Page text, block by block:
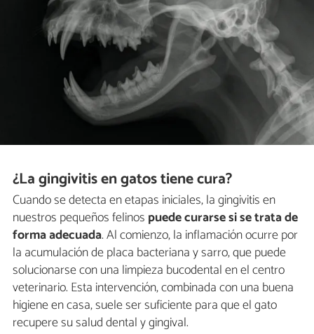
¿La gingivitis en gatos tiene cura?
Cuando se detecta en etapas iniciales, la gingivitis en
nuestros pequeños felinos puede curarse si se trata de
forma adecuada. Al comienzo, la inflamación ocurre por
la acumulación de placa bacteriana y sarro, que puede
solucionarse con una limpieza bucodental en el centro
veterinario. Esta intervención, combinada con una buena
higiene en casa, suele ser suficiente para que el gato
recupere su salud dental y gingival.